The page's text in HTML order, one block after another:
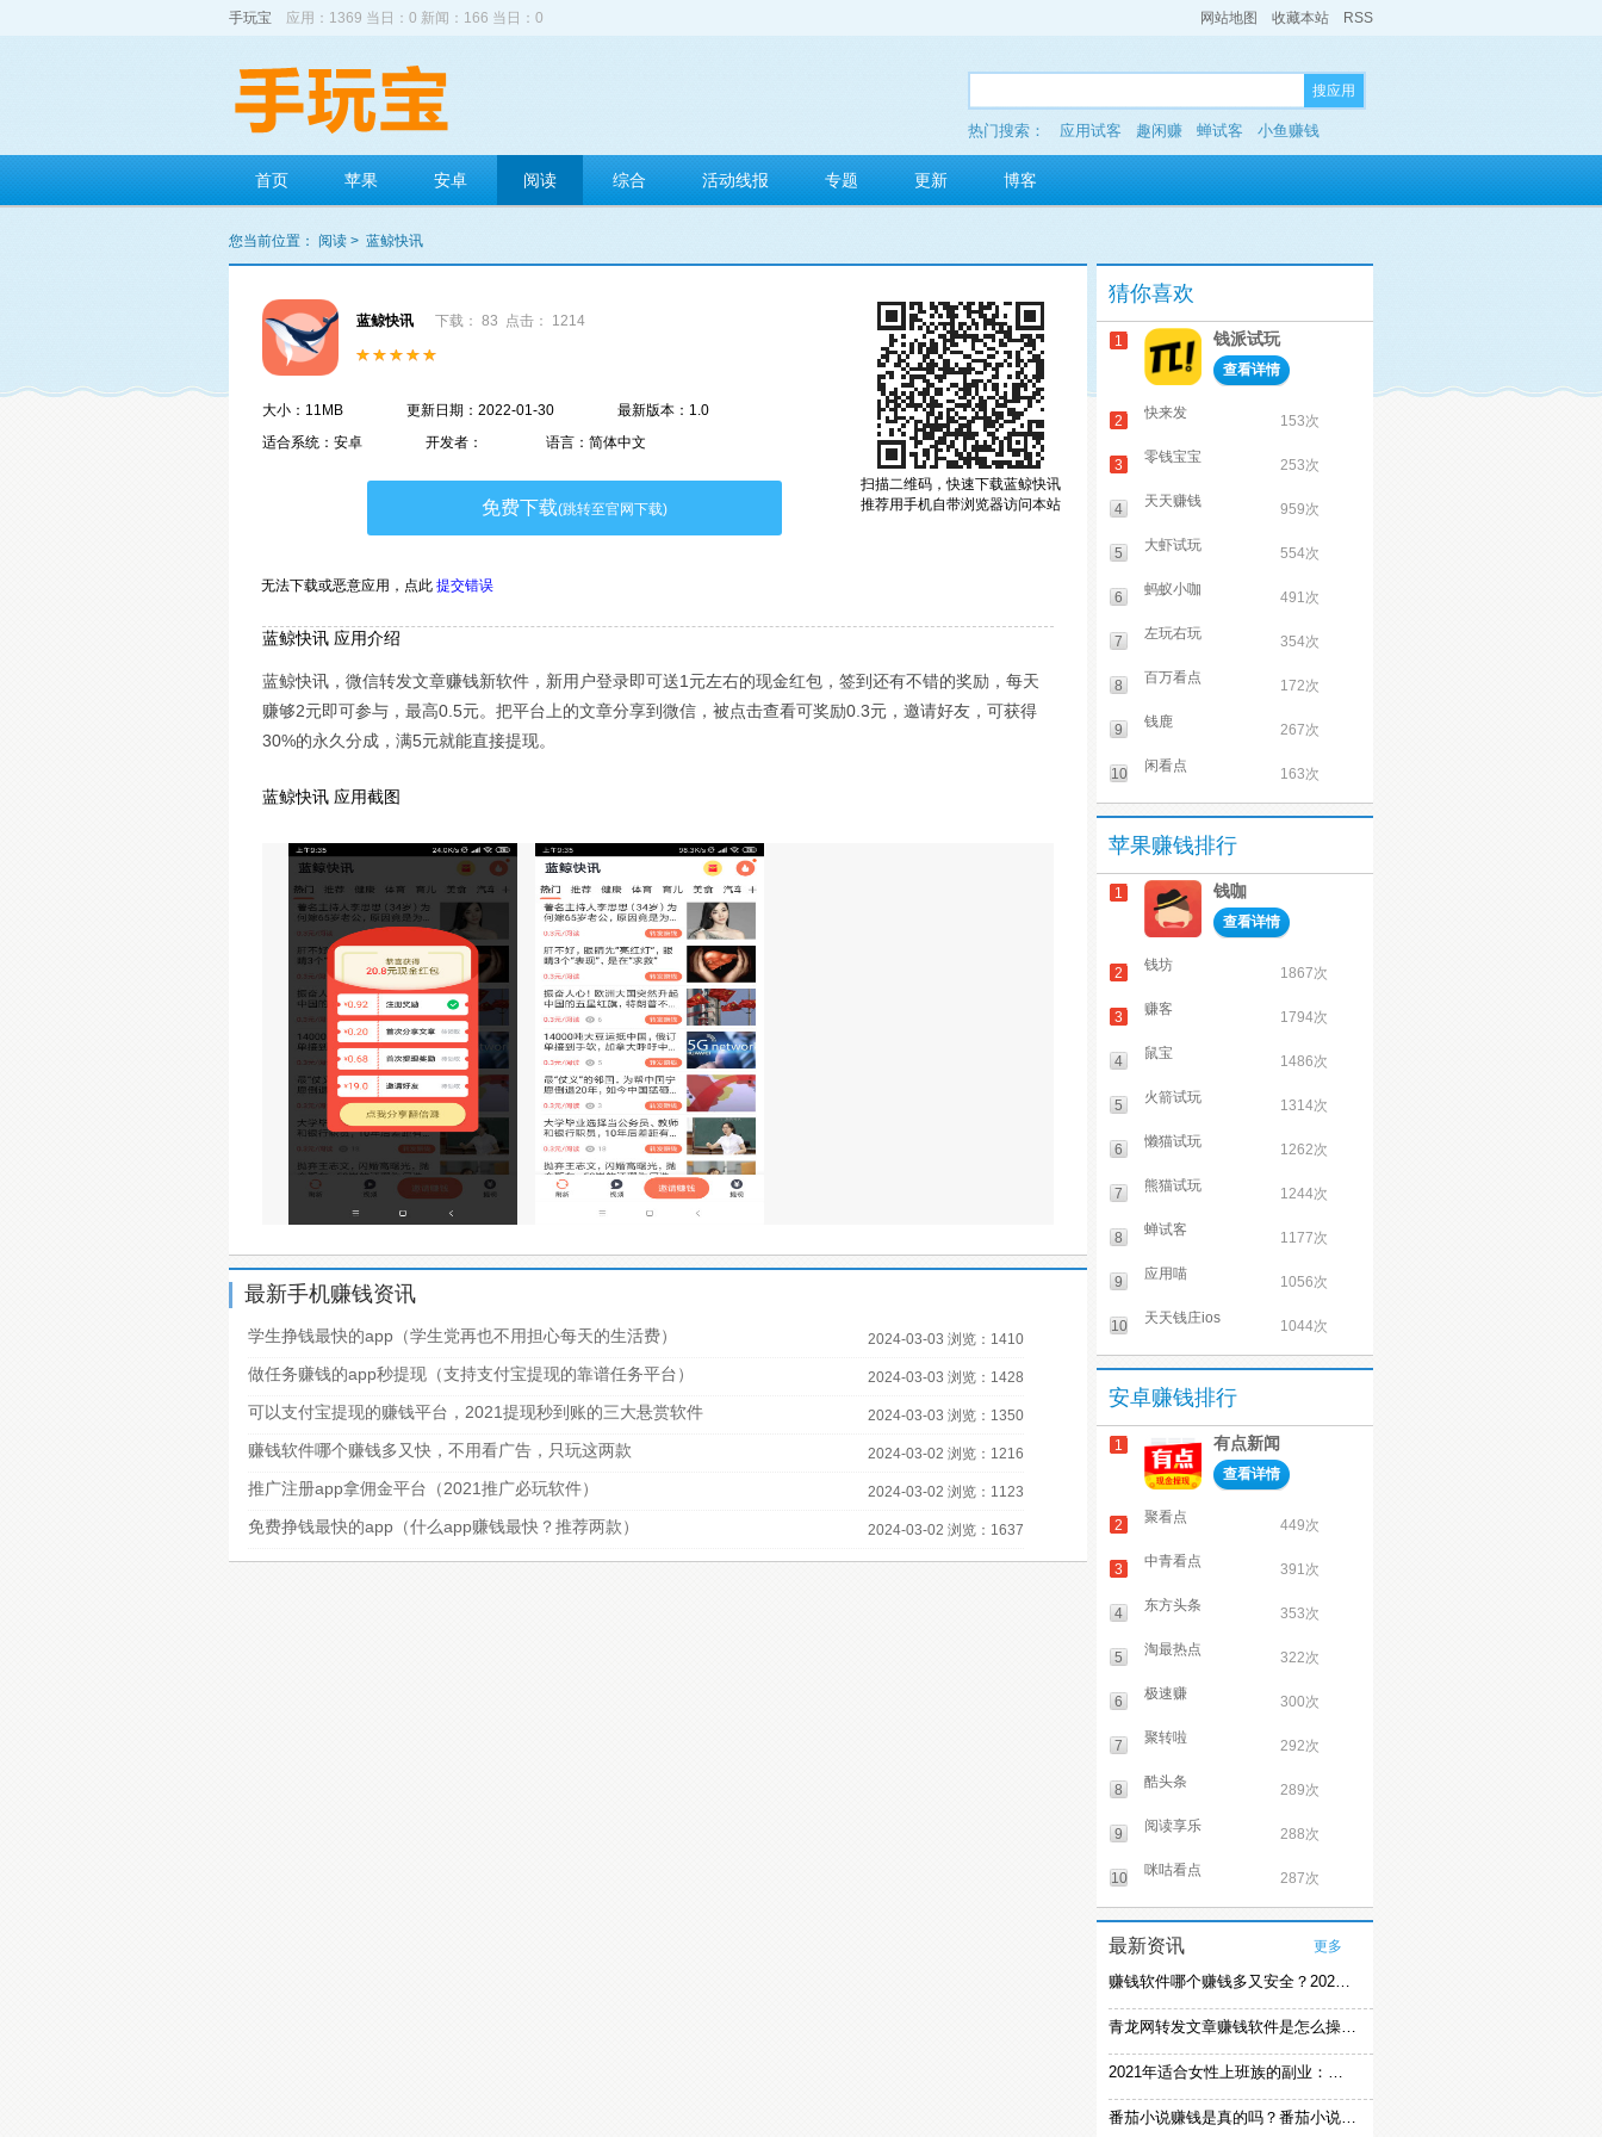
手玩宝 应用：1369 当日：0 新闻：166 当日：0 网站地图 收藏本站 RSS
搜应用
热门搜索： 应用试客 趣闲赚 蝉试客 小鱼赚钱
多玩红包
首页 苹果 安卓 阅读 综合 活动线报 专题 更新 博客
您当前位置： 阅读 > 蓝鲸快讯
扫描二维码，快速下载蓝鲸快讯
推荐用手机自带浏览器访问本站
蓝鲸快讯 下载： 83 点击： 1214
大小：11MB 更新日期：2022-01-30
最新版本：1.0
适合系统：安卓
开发者： 语言：简体中文
免费下载(跳转至官网下载)
无法下载或恶意应用， 点此 提交错误
蓝鲸快讯 应用介绍
蓝鲸快讯，微信转发文章赚钱新软件，新用户登录即可送1元左右的现金红包，签到还有不错的奖励，每天
赚够2元即可参与，最高0.5元。把平台上的文章分享到微信，被点击查看可奖励0.3元，邀请好友，可获得
30%的永久分成，满5元就能直接提现。
蓝鲸快讯 应用截图
最新手机赚钱资讯
学生挣钱最快的app（学生党再也不用担心每天的生活费） 2024-03-03 浏览：1410
做任务赚钱的app秒提现（支持支付宝提现的靠谱任务平台） 2024-03-03 浏览：1428
可以支付宝提现的赚钱平台，2021提现秒到账的三大悬赏软件 2024-03-03 浏览：1350
赚钱软件哪个赚钱多又快，不用看广告，只玩这两款 2024-03-02 浏览：1216
推广注册app拿佣金平台（2021推广必玩软件） 2024-03-02 浏览：1123
免费挣钱最快的app（什么app赚钱最快？推荐两款） 2024-03-02 浏览：1637
猜你喜欢
1 钱派试玩
查看详情
2 快来发 153次
3 零钱宝宝 253次
4 天天赚钱 959次
5 大虾试玩 554次
6 蚂蚁小咖 491次
7 左玩右玩 354次
8 百万看点 172次
9 钱鹿 267次
10 闲看点 163次
苹果赚钱排行
1 钱咖
查看详情
2 钱坊 1867次
3 赚客 1794次
4 鼠宝 1486次
5 火箭试玩 1314次
6 懒猫试玩 1262次
7 熊猫试玩 1244次
8 蝉试客 1177次
9 应用喵 1056次
10 天天钱庄ios 1044次
安卓赚钱排行
1 有点新闻
查看详情
2 聚看点 449次
3 中青看点 391次
4 东方头条 353次
5 淘最热点 322次
6 极速赚 300次
7 聚转啦 292次
8 酷头条 289次
9 阅读享乐 288次
10 咪咕看点 287次
最新资讯 更多
赚钱软件哪个赚钱多又安全？2021精选赚钱软件
青龙网转发文章赚钱软件是怎么操作的？
2021年适合女性上班族的副业：女生在家赚钱兼职推荐
番茄小说赚钱是真的吗？番茄小说怎么操作赚钱